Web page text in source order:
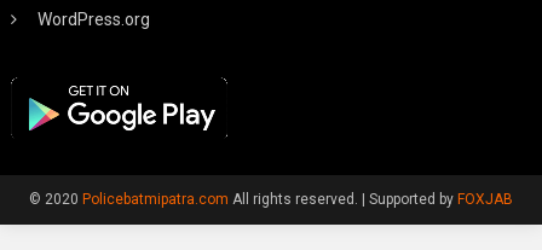
WordPress.org
© 2020 Policebatmipatra.com All rights reserved. Supported by FOXJAB